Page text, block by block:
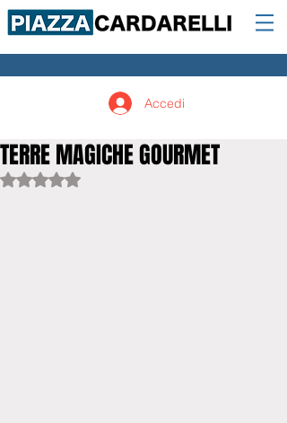
Accedi
TERRE MAGICHE GOURMET
Valutazione NaN stelle su 5.